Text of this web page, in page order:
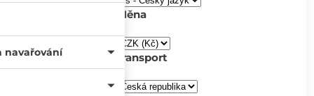
Měna
transport
navařování